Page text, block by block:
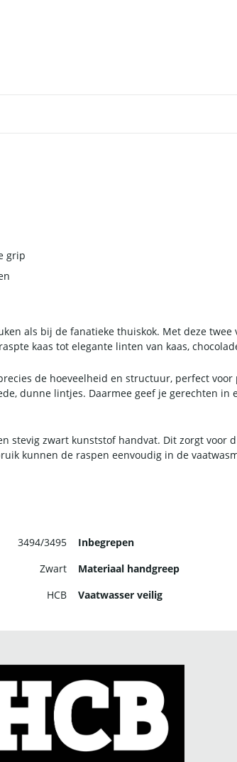
grip
als bij de fanatieke thuiskok. Met deze twee
kaas tot elegante linten van kaas,
de hoeveelheid en structuur, perfect voor
dunne lintjes. Daarmee geef je gerechten
stevig zwart kunststof handvat. Dit zorgt
kunnen de raspen eenvoudig in de
3494/3495
Inbegrepen
Zwart
Materiaal handgreep
HCB Vaatwasser veilig